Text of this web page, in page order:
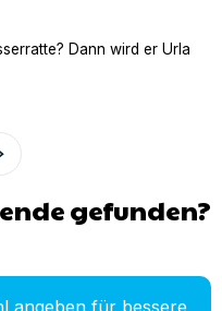
Dann wird er
gefunden?
angeben für bessere